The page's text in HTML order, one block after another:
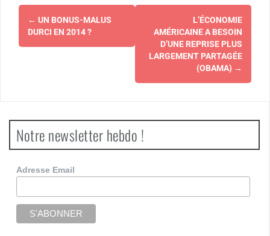
Navigation
d'article
← UN BONUS-MALUS
DURCI EN 2014 ?
L’ÉCONOMIE
AMÉRICAINE A BESOIN
D’UNE REPRISE PLUS
LARGEMENT PARTAGÉE
(OBAMA) →
Notre newsletter hebdo !
Adresse Email